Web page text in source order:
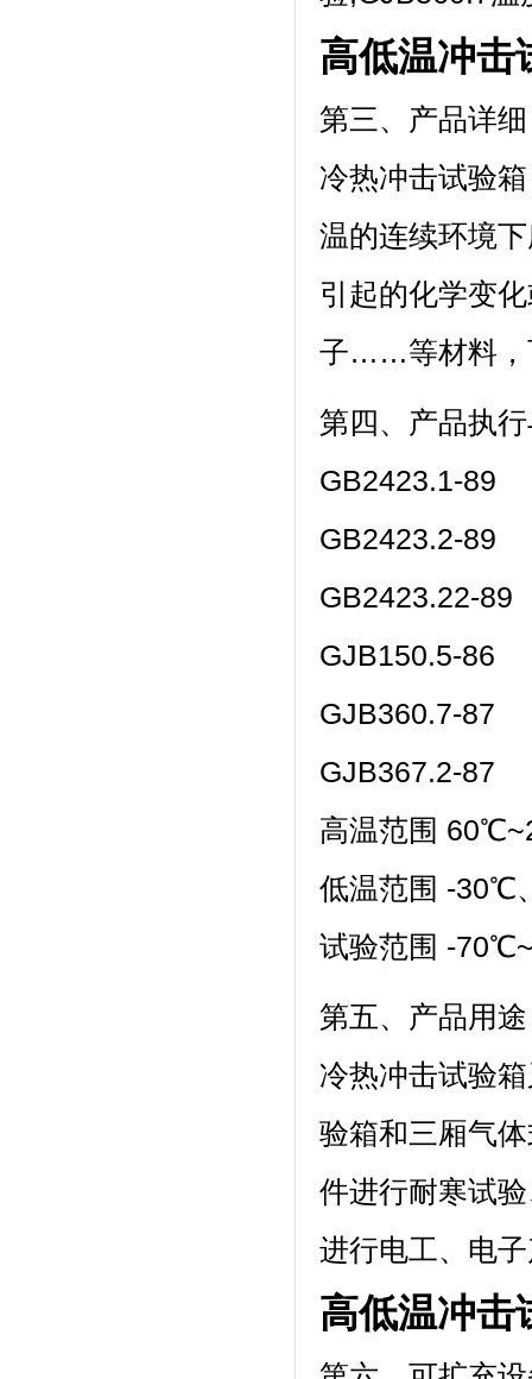
高低温冲击
第三、产品详细
冷热冲击试验箱
温的连续环境下
引起的化学变化或
子……等材料
第四、产品执
GB2423.1-89
GB2423.2-89
GB2423.22-89
GJB150.5-86
GJB360.7-87
GJB367.2-87
高温范围
低温范围 -
试验范围 -
第五、产品用途
冷热冲击试验箱
验箱和三厢气体
件进行耐寒试验
进行电工、
高低温冲击